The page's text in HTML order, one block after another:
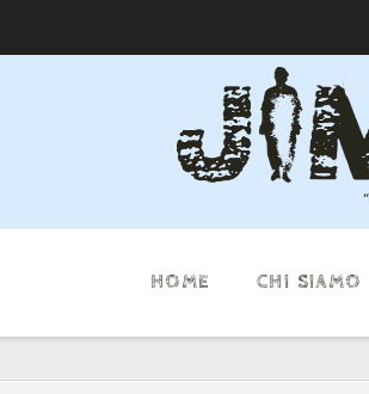
HOME CHI SIAMO